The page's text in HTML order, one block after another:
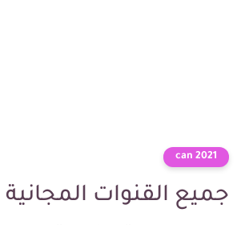
can 2021
جميع القنوات المجانية